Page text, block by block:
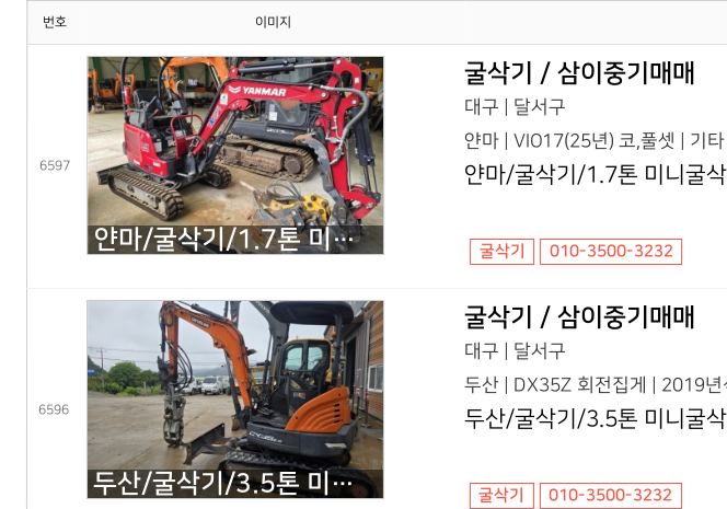
번호 이미지
6597
얀마/굴삭기/1.7톤 미니굴삭기/VIO17(25년) 코,풀셋
굴삭기 / 삼이중기매매
대구 | 달서구
얀마 | VIO17(25년) 코,풀셋 | 기타
얀마/굴삭기/1.7톤 미니굴
굴삭기 010-3500-3232
6596
두산/굴삭기/3.5톤 미니굴삭기/DX35Z 회전집게/2019년식
굴삭기 / 삼이중기매매
대구 | 달서구
두산 | DX35Z 회전집게 | 2019년
두산/굴삭기/3.5톤 미니굴
굴삭기 010-3500-3232